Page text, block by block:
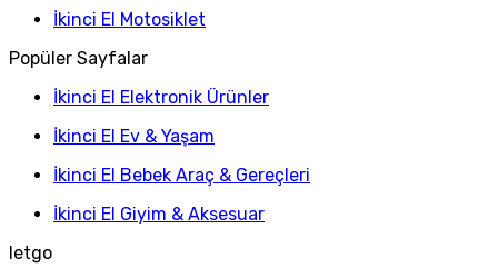
İkinci El Motosiklet
Popüler Sayfalar
İkinci El Elektronik Ürünler
İkinci El Ev & Yaşam
İkinci El Bebek Araç & Gereçleri
İkinci El Giyim & Aksesuar
letgo